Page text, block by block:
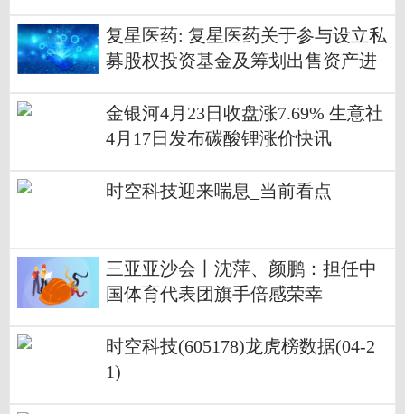
复星医药: 复星医药关于参与设立私
募股权投资基金及筹划出售资产进
金银河4月23日收盘涨7.69% 生意社
4月17日发布碳酸锂涨价快讯
时空科技迎来喘息_当前看点
三亚亚沙会丨沈萍、颜鹏：担任中
国体育代表团旗手倍感荣幸
时空科技(605178)龙虎榜数据(04-2
1)